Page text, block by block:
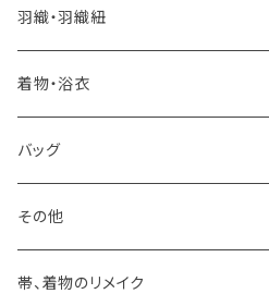
憧れの高級カジュアル帯
河合美術織物 訪問着に合わせる袋帯
訪問着に合わせるフォーマル帯
３万円台♪高見え袋帯・名古屋帯
- 染め帯
- 袋帯・洒落袋帯
- 名古屋帯
八寸名古屋帯 (松葉仕立て)
- オールシーズン帯
- 夏帯
- 大津工房 荒尾ちどり
羽織・羽織紐
-おびやオリジナル
着物・浴衣
バッグ
-おびやオリジナル
その他
-おびやオリジナル
帯、着物のリメイク